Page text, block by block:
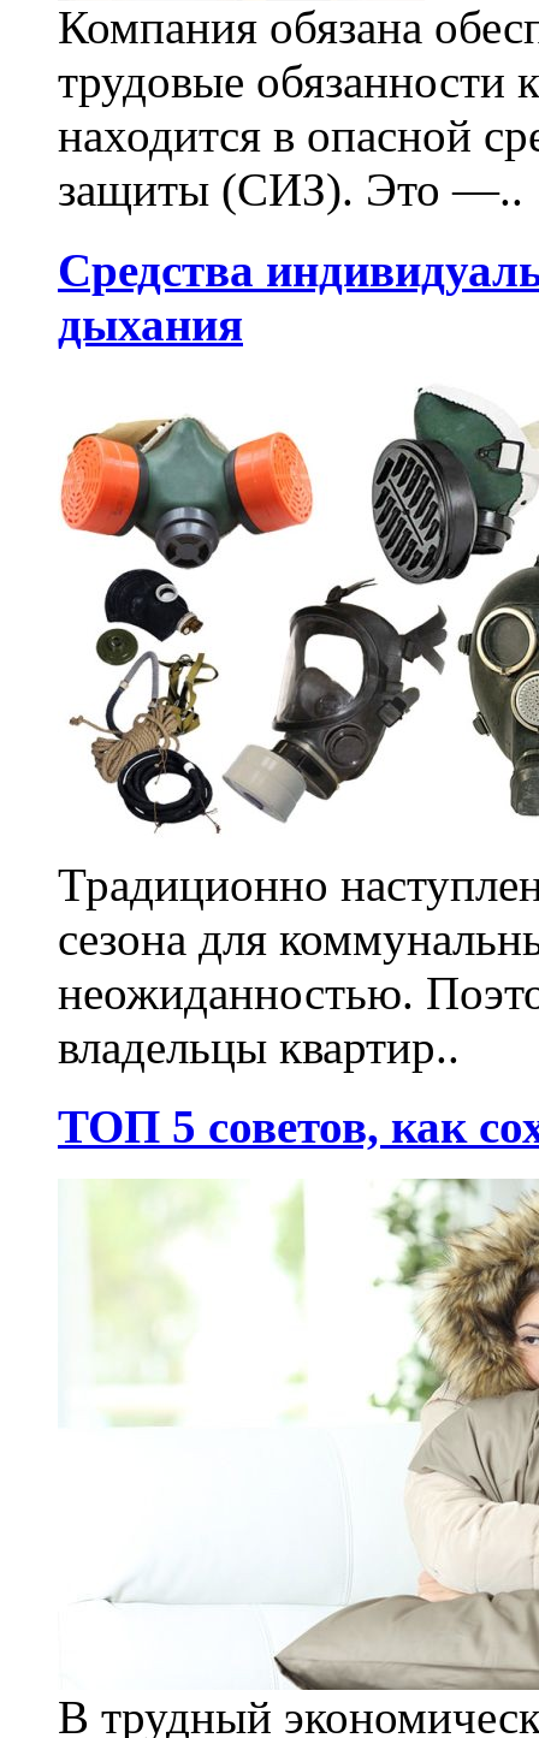
Компания обязана
трудовые
находится в опасной
защиты (СИЗ). Это —..
Средства
дыхания
Традиционно
сезона для
неожиданностью.
владельцы квартир..
ТОП 5 советов, как
В трудный